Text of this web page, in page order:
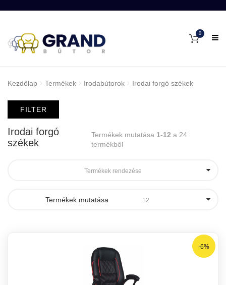
0
Kezdőlap Termékek Irodabútorok Irodai forgó székek
FILTER
Irodai forgó
székek
Termékek mutatása 1-12a 24
termékből
Termékek rendezése
Termékek mutatása 12
-6%